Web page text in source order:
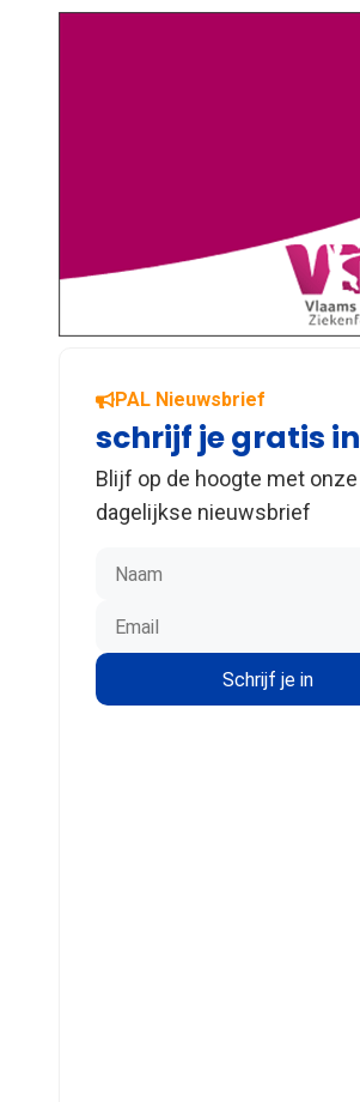
PAL Nieuwsbrief
schrijf je gratis in
Blijf op de hoogte met onze
dagelijkse nieuwsbrief